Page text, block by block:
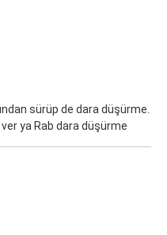
sürüp de dara düşürme.
ver ya Rab dara düşürme